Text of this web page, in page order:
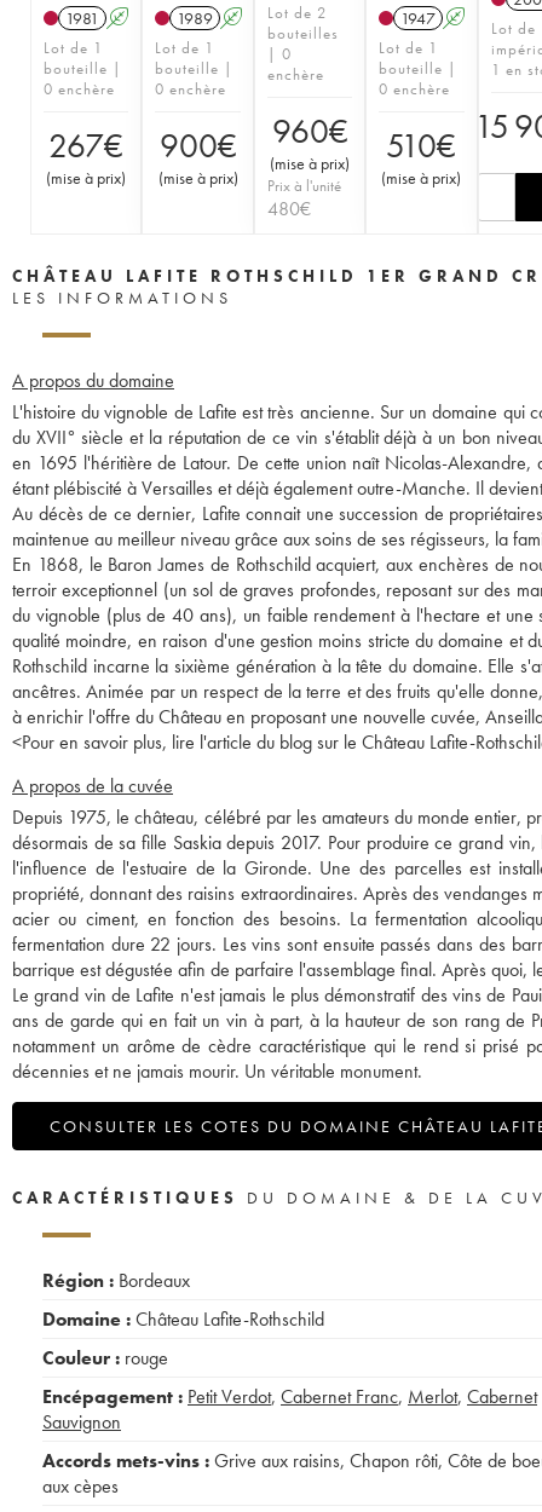
1981 A
Lot de 1
bouteille |
0 enchère
267€
(mise à prix)
1989 A
Lot de 1
bouteille |
0 enchère
900€
(mise à prix)
Lot de 2
bouteilles
| 0
enchère
960€
(mise à prix)
Prix à l'unité
480€
1947 A
Lot de 1
bouteille |
0 enchère
510€
(mise à prix)
Lot de
1 en
15
CHÂTEAU LAFITE ROTHSCHILD 1ER GRAND
LES INFORMATIONS
A propos du domaine
L'histoire du vignoble de Lafite est très ancienne. Sur un domaine
du XVII° siècle et la réputation de ce vin s'établit déjà à un bon
en 1695 l'héritière de Latour. De cette union naît Nicolas-
étant plébiscité à Versailles et déjà également outre-Manche. Il
Au décès de ce dernier, Lafite connait une succession de
maintenue au meilleur niveau grâce aux soins de ses régisseurs, la
En 1868, le Baron James de Rothschild acquiert, aux enchères de
terroir exceptionnel (un sol de graves profondes, reposant sur des
du vignoble (plus de 40 ans), un faible rendement à l'hectare et
qualité moindre, en raison d'une gestion moins stricte du domaine et
Rothschild incarne la sixième génération à la tête du domaine. Elle
ancêtres. Animée par un respect de la terre et des fruits qu'elle
à enrichir l'offre du Château en proposant une nouvelle cuvée,
<Pour en savoir plus, lire l'article du blog sur le Château Lafite-
A propos de la cuvée
Depuis 1975, le château, célébré par les amateurs du monde entier,
désormais de sa fille Saskia depuis 2017. Pour produire ce grand
l'influence de l'estuaire de la Gironde. Une des parcelles est
propriété, donnant des raisins extraordinaires. Après des vendanges
acier ou ciment, en fonction des besoins. La fermentation
fermentation dure 22 jours. Les vins sont ensuite passés dans des
barrique est dégustée afin de parfaire l'assemblage final. Après quoi,
Le grand vin de Lafite n'est jamais le plus démonstratif des vins de
ans de garde qui en fait un vin à part, à la hauteur de son rang de
notamment un arôme de cèdre caractéristique qui le rend si prisé
décennies et ne jamais mourir. Un véritable monument.
CONSULTER LES COTES DU DOMAINE CHÂTEAU
CARACTÉRISTIQUES DU DOMAINE & DE LA
Région : Bordeaux
Domaine :Château Lafite-Rothschild
Couleur : rouge
Encépagement : Petit Verdot, Cabernet Franc, Merlot, Cabernet
Sauvignon
Accords mets-vins :Grive aux raisins, Chapon rôti, Côte de
aux cèpes